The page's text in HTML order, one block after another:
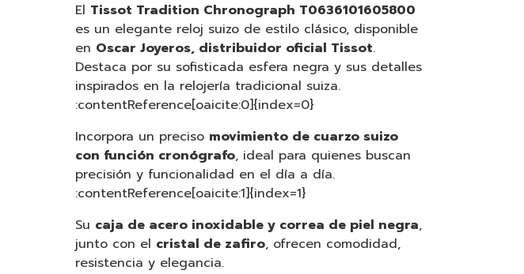
El Tissot Tradition Chronograph T0636101605800
es un elegante reloj suizo de estilo clásico, disponible
en Oscar Joyeros, distribuidor oficial Tissot.
Destaca por su sofisticada esfera negra y sus detalles
inspirados en la relojería tradicional suiza.
:contentReference[oaicite:0]{index=0}
Incorpora un preciso movimiento de cuarzo suizo
con función cronógrafo, ideal para quienes buscan
precisión y funcionalidad en el día a día.
:contentReference[oaicite:1]{index=1}
Su caja de acero inoxidable y correa de piel negra,
junto con el cristal de zafiro, ofrecen comodidad,
resistencia y elegancia.